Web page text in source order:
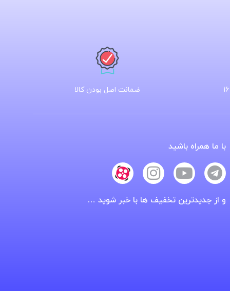
ضمانت اصل بودن کالا
با ما همراه باشید
و از جدیدترین تخفیف ها با خبر شوید …